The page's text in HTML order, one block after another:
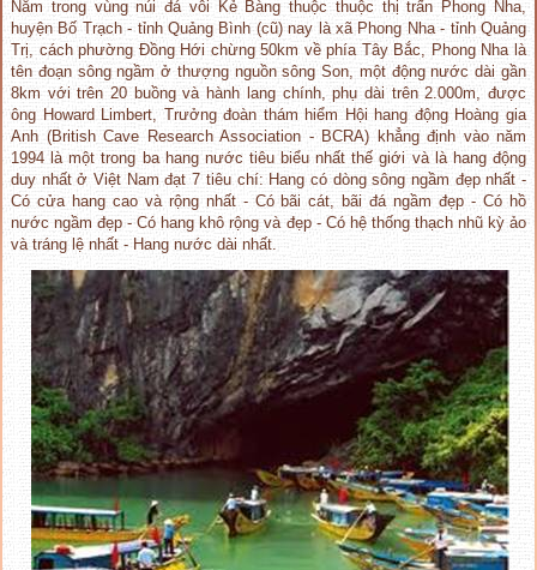
Nằm trong vùng núi đá vôi Kẻ Bàng thuộc thuộc thị trấn Phong Nha,
huyện Bố Trạch - tỉnh Quảng Bình (cũ) nay là xã Phong Nha - tỉnh Quảng
Trị, cách phường Đồng Hới chừng 50km về phía Tây Bắc, Phong Nha là
tên đoạn sông ngầm ở thượng nguồn sông Son, một động nước dài gần
8km với trên 20 buồng và hành lang chính, phụ dài trên 2.000m, được
ông Howard Limbert, Trưởng đoàn thám hiểm Hội hang động Hoàng gia
Anh (British Cave Research Association - BCRA) khẳng định vào năm
1994 là một trong ba hang nước tiêu biểu nhất thế giới và là hang động
duy nhất ở Việt Nam đạt 7 tiêu chí: Hang có dòng sông ngầm đẹp nhất -
Có cửa hang cao và rộng nhất - Có bãi cát, bãi đá ngầm đẹp - Có hồ
nước ngầm đẹp - Có hang khô rộng và đẹp - Có hệ thống thạch nhũ kỳ ảo
và tráng lệ nhất - Hang nước dài nhất.